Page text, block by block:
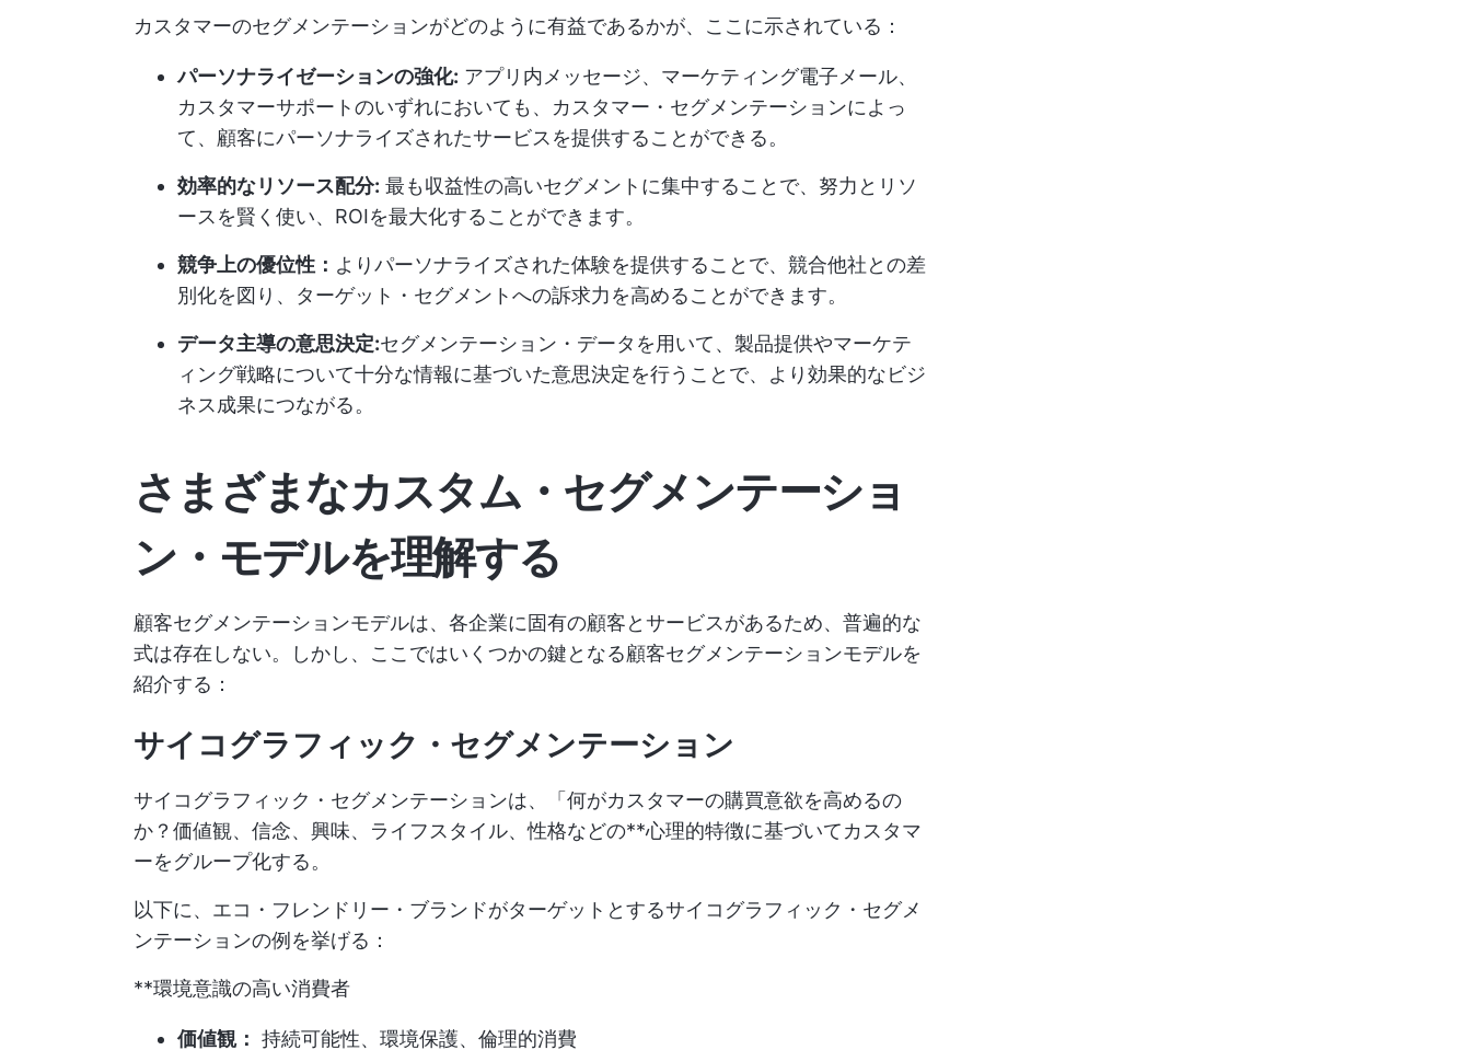
カスタマーのセグメンテーションがどのように有益であるかが、ここに示されている：
パーソナライゼーションの強化: アプリ内メッセージ、マーケティング電子メール、
カスタマーサポートのいずれにおいても、カスタマー・セグメンテーションによっ
て、顧客にパーソナライズされたサービスを提供することができる。
効率的なリソース配分: 最も収益性の高いセグメントに集中することで、努力とリソ
ースを賢く使い、ROIを最大化することができます。
競争上の優位性： よりパーソナライズされた体験を提供することで、競合他社との差
別化を図り、ターゲット・セグメントへの訴求力を高めることができます。
データ主導の意思決定:セグメンテーション・データを用いて、製品提供やマーケテ
ィング戦略について十分な情報に基づいた意思決定を行うことで、より効果的なビジ
ネス成果につながる。
さまざまなカスタム・セグメンテーショ
ン・モデルを理解する
顧客セグメンテーションモデルは、各企業に固有の顧客とサービスがあるため、普遍的な
式は存在しない。しかし、ここではいくつかの鍵となる顧客セグメンテーションモデルを
紹介する：
サイコグラフィック・セグメンテーション
サイコグラフィック・セグメンテーションは、「何がカスタマーの購買意欲を高めるの
か？価値観、信念、興味、ライフスタイル、性格などの**心理的特徴に基づいてカスタマ
ーをグループ化する。
以下に、エコ・フレンドリー・ブランドがターゲットとするサイコグラフィック・セグメ
ンテーションの例を挙げる：
**環境意識の高い消費者
価値観： 持続可能性、環境保護、倫理的消費